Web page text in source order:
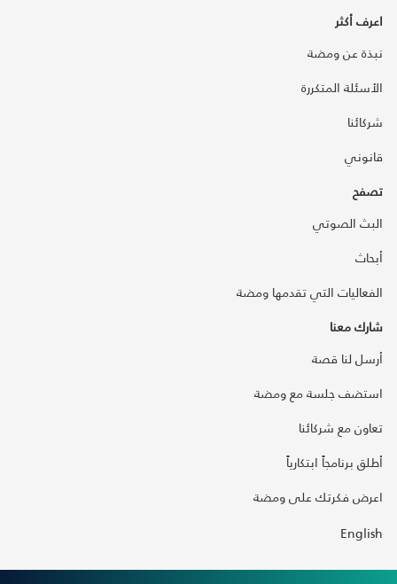
اعرف أكثر
نبذة عن ومضة
الأسئلة المتكررة
شركائنا
قانوني
تصفح
البث الصوتي
أبحاث
الفعاليات التي تقدمها ومضة
شارك معنا
أرسل لنا قصة
استضف جلسة مع ومضة
تعاون مع شركائنا
أطلق برنامجاً ابتكارياً
اعرض فكرتك على ومضة
English